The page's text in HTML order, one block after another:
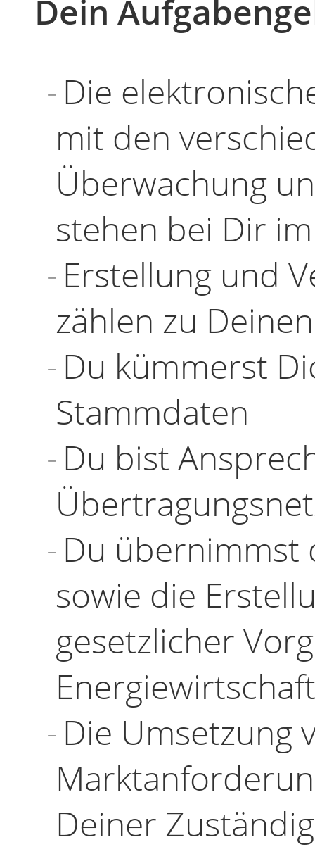
Dein
Die
mit den
Überwachung
stehen bei Dir
Erstellung und
zählen zu
Du kümmerst
Stammdaten
Du bist
Du übernimmst
sowie die
gesetzlicher
Die Umsetzung
Deiner